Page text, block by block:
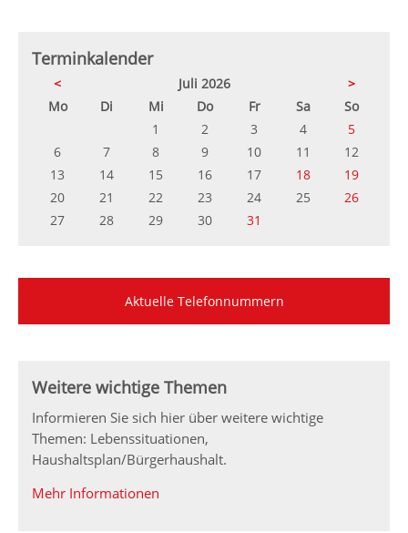
Terminkalender
< Juli 2026
>
Montag Di enstagMittwochDonnerstag
Freitag SamstagSonntag
1
2 3 4
5
6
7 8 9 10 11
12
13
14 15 16 17 18
19
20
21 22 23 24 25
26
27
28 29 30 31
Aktuelle Telefonnummern
Weitere wichtige Themen
Informieren Sie sich hier über weitere wichtige
Themen: Lebenssituationen,
Haushaltsplan/Bürgerhaushalt.
Mehr Informationen